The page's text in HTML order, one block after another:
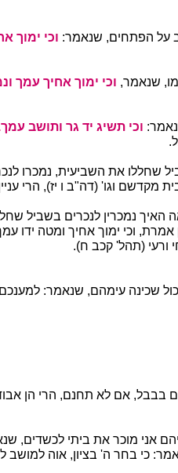
על הפתחים, שנאמר: וכי ימוך
שנאמר, וכי ימוך אחיך עמך
וכי תשיג יד גר ותושב
שחללו את השביעית, נמכרו
מקדשם וגו' (דה"ב ו יז), הרי
נמכרין לנכרים בשביל
אמרת, וכי ימוך אחיך ומטה
ורעי (תהל' קכב ח).
שכינה עימהם, שנאמר:
בבבל, אם לא תחנם, הרי הן
אני מוכר את ביתי לכשדים,
כי בחר ה' בציון, אוה למושב